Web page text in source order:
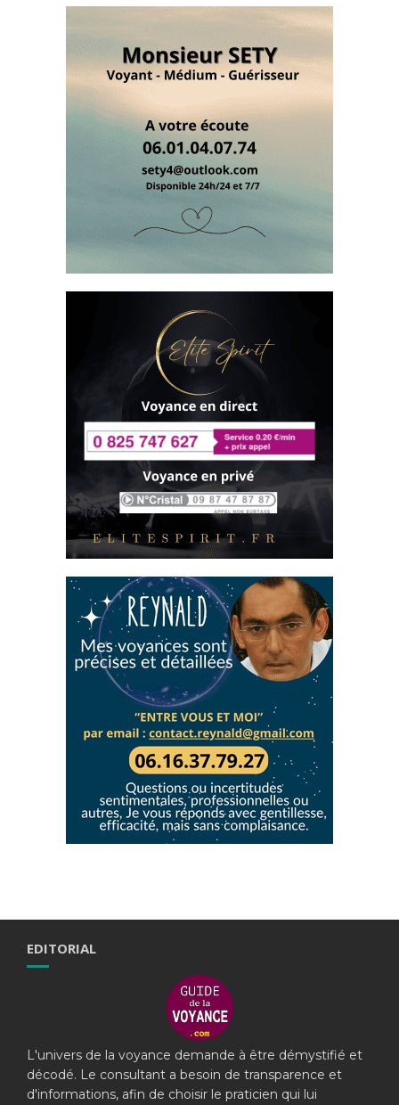
EDITORIAL
L'univers de la voyance demande à être démystifié et
décodé. Le consultant a besoin de transparence et
d'informations, afin de choisir le praticien qui lui